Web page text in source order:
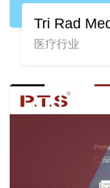
Tri Rad
医疗行业